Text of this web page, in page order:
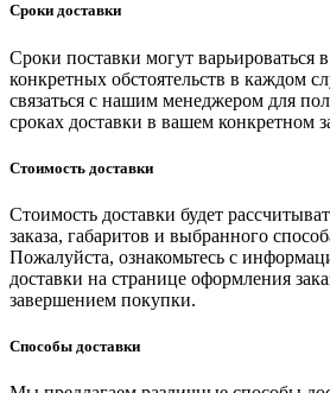
Сроки доставки
Сроки поставки могут варьироваться
конкретных обстоятельств в каждом
связаться с нашим менеджером для
сроках доставки в вашем конкретном
Стоимость доставки
Стоимость доставки будет
заказа, габаритов и выбранного
Пожалуйста, ознакомьтесь с
доставки на странице оформления
завершением покупки.
Способы доставки